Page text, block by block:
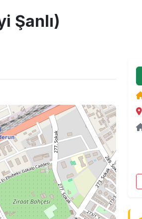
Şanlı)